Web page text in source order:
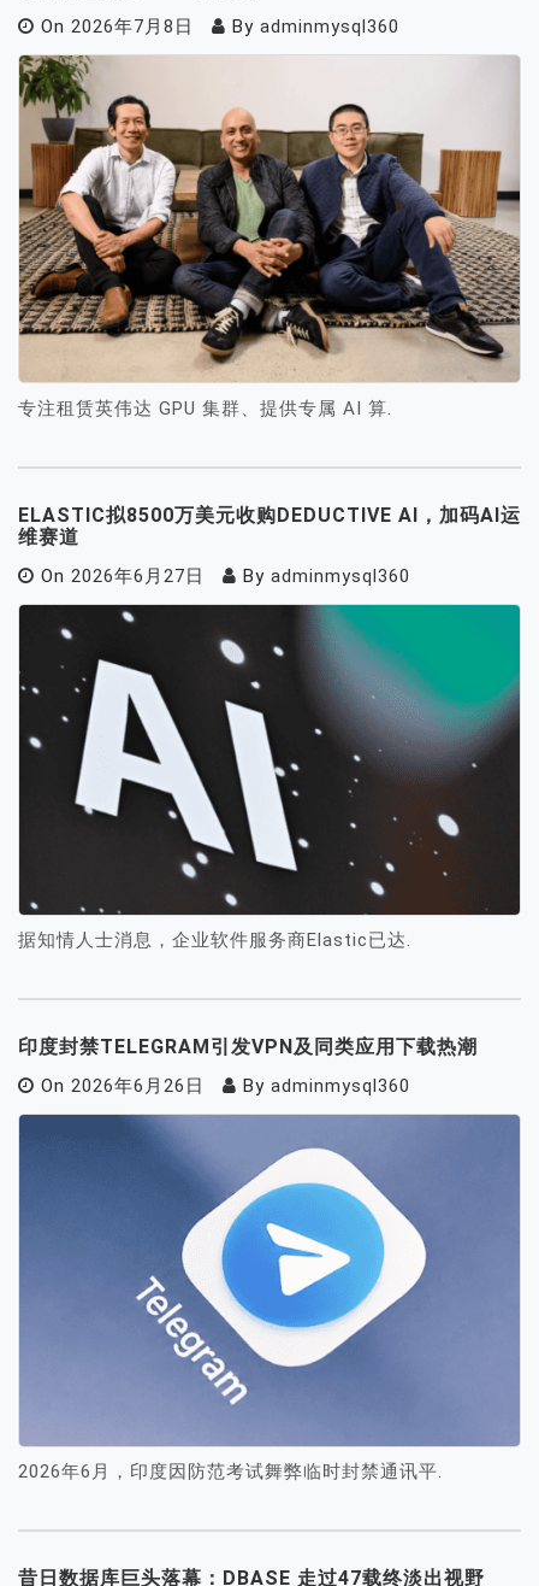
On 2026年7月8日 By adminmysql360
专注租赁英伟达 GPU 集群、提供专属 AI 算.
ELASTIC拟8500万美元收购DEDUCTIVE AI，加码AI运
维赛道
On 2026年6月27日 By adminmysql360
据知情人士消息，企业软件服务商Elastic已达.
印度封禁TELEGRAM引发VPN及同类应用下载热潮
On 2026年6月26日 By adminmysql360
2026年6月，印度因防范考试舞弊临时封禁通讯平.
昔日数据库巨头落幕：DBASE 走过47载终淡出视野